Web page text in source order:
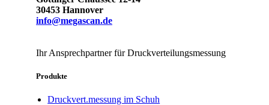
30453 Hannover
info@megascan.de
Ihr Ansprechpartner für Druckverteilungsmessung
Produkte
Druckvert.messung im Schuh